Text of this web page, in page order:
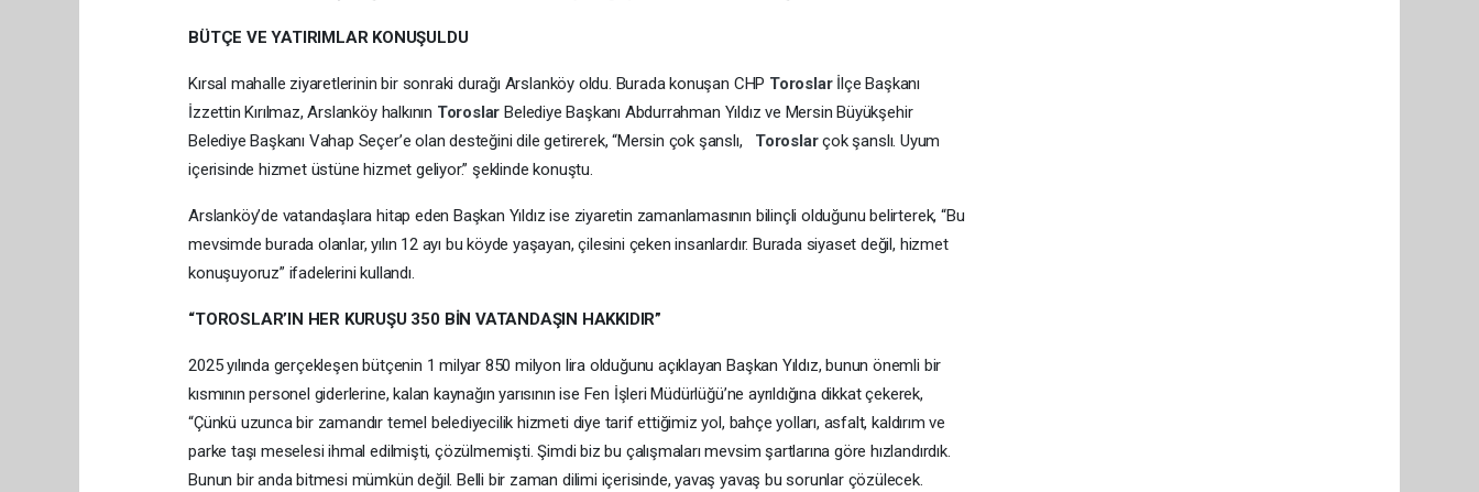
BÜTÇE VE YATIRIMLAR KONUŞULDU
Kırsal mahalle ziyaretlerinin bir sonraki durağı Arslanköy oldu. Burada konuşan CHP Toroslar İlçe Başkanı
İzzettin Kırılmaz, Arslanköy halkının Toroslar Belediye Başkanı Abdurrahman Yıldız ve Mersin Büyükşehir
Belediye Başkanı Vahap Seçer’e olan desteğini dile getirerek, “Mersin çok şanslı, Toroslarçok şanslı. Uyum
içerisinde hizmet üstüne hizmet geliyor.” şeklinde konuştu.
Arslanköy’de vatandaşlara hitap eden Başkan Yıldız ise ziyaretin zamanlamasının bilinçli olduğunu belirterek, “Bu
mevsimde burada olanlar, yılın 12 ayı bu köyde yaşayan, çilesini çeken insanlardır. Burada siyaset değil, hizmet
konuşuyoruz” ifadelerini kullandı.
“TOROSLAR’IN HER KURUŞU 350 BİN VATANDAŞIN HAKKIDIR”
2025 yılında gerçekleşen bütçenin 1 milyar 850 milyon lira olduğunu açıklayan Başkan Yıldız, bunun önemli bir
kısmının personel giderlerine, kalan kaynağın yarısının ise Fen İşleri Müdürlüğü’ne ayrıldığına dikkat çekerek,
“Çünkü uzunca bir zamandır temel belediyecilik hizmeti diye tarif ettiğimiz yol, bahçe yolları, asfalt, kaldırım ve
parke taşı meselesi ihmal edilmişti, çözülmemişti. Şimdi biz bu çalışmaları mevsim şartlarına göre hızlandırdık.
Bunun bir anda bitmesi mümkün değil. Belli bir zaman dilimi içerisinde, yavaş yavaş bu sorunlar çözülecek.